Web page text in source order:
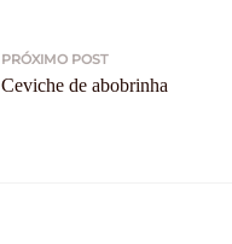
PRÓXIMO POST
Ceviche de abobrinha